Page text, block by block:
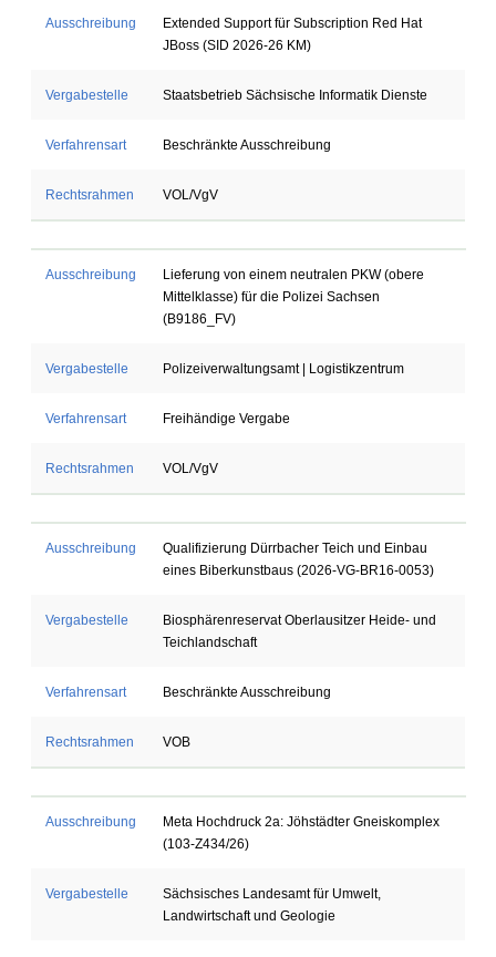
Ausschreibung
Extended Support für Subscription Red Hat
JBoss (SID 2026-26 KM)
Vergabestelle Staatsbetrieb Sächsische Informatik Dienste
Verfahrensart Beschränkte Ausschreibung
Rechtsrahmen VOL/VgV
Ausschreibung
Lieferung von einem neutralen PKW (obere
Mittelklasse) für die Polizei Sachsen
(B9186_FV)
Vergabestelle Polizeiverwaltungsamt | Logistikzentrum
Verfahrensart Freihändige Vergabe
Rechtsrahmen VOL/VgV
Ausschreibung
Qualifizierung Dürrbacher Teich und Einbau
eines Biberkunstbaus (2026-VG-BR16-0053)
Vergabestelle
Biosphärenreservat Oberlausitzer Heide- und
Teichlandschaft
Verfahrensart Beschränkte Ausschreibung
Rechtsrahmen VOB
Ausschreibung
Meta Hochdruck 2a: Jöhstädter Gneiskomplex
(103-Z434/26)
Vergabestelle
Sächsisches Landesamt für Umwelt,
Landwirtschaft und Geologie